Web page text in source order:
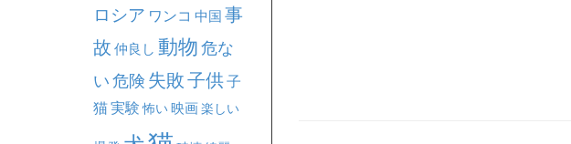
ロシア ワンコ 中国 事
故 仲良し 動物 危な
い 危険 失敗子供子
猫実験 怖い映画楽しい